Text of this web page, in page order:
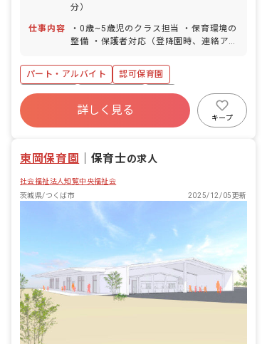
分）
仕事内容
・0歳~5歳児のクラス担当 ・保育環境の
整備 ・保護者対応（登降園時、連絡アプ
業務を含む）
パート・アルバイト
認可保育園
4月入職OK
社会保険完備
有給
福利厚生充実
退職金制度
残業少なめ
詳しく見る
キープ
東岡保育園 保育士の求人
社会福祉法人知覧中央福祉会
茨城県/つくば市
2025/12/05更新